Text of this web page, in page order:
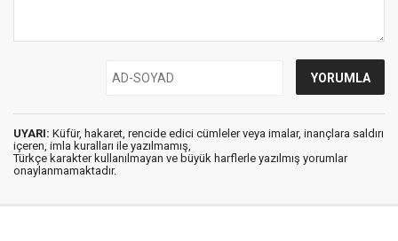
UYARI: Küfür, hakaret, rencide edici cümleler veya imalar, inançlara saldırı
içeren, imla kuralları ile yazılmamış,
Türkçe karakter kullanılmayan ve büyük harflerle yazılmış yorumlar
onaylanmamaktadır.